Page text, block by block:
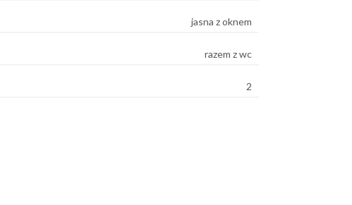
jasna z oknem
razem z wc
2